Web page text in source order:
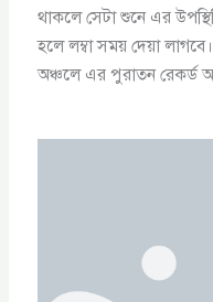
থাকলে সেটা শুনে এর
হলে লম্বা সময় দেয়া
অঞ্চলে এর পুরাতন রেকর্ড